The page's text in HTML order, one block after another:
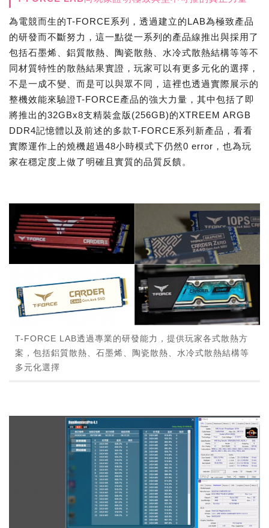
為電競而生的T-FORCE系列，透過建立的LAB為極致產品
的研發而不斷努力，這一點從一系列的產品線推出與採用了
包括石墨烯、鋁質散熱、陶瓷散熱、水冷式散熱結構等等不
同材質特性的散熱結果實證，玩家可以有更多元化的選擇，
不是一成不變、而是可以與眾不同，這裡也透過實際展示的
整機效能來驗證T-FORCE產品的強大力量，其中包括了即
將推出的32GBx8支精裝盒版(256GB)的XTREEM ARGB
DDR4記憶體以及前述的多款T-FORCE系列新產品，看看
實際運作上的燒機超過48小時模式下仍然0 error，也為玩
家在穩定度上做了明確且實質的品質反饋。
T-FORCE LAB透過專業的研發能力，提供玩家各式散熱方
案，包括鋁質散熱、石墨烯、陶瓷散熱、水冷式散熱結構等
多元化選擇